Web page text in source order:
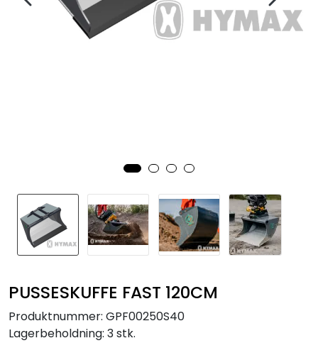
PUSSESKUFFE FAST 120CM
Produktnummer: GPF00250S40
Lagerbeholdning: 3 stk.